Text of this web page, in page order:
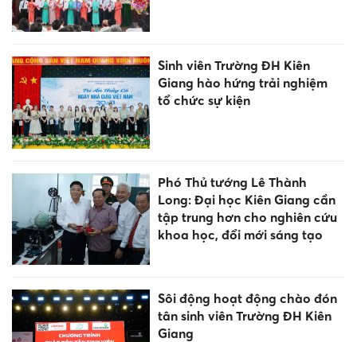
Sinh viên Trường ĐH Kiên
Giang hào hứng trải nghiệm
tổ chức sự kiện
Phó Thủ tướng Lê Thành
Long: Đại học Kiên Giang cần
tập trung hơn cho nghiên cứu
khoa học, đổi mới sáng tạo
Sôi động hoạt động chào đón
tân sinh viên Trường ĐH Kiên
Giang